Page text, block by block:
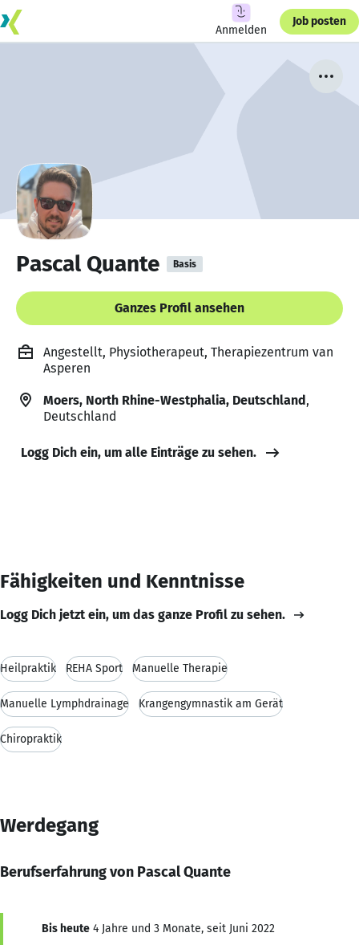
Anmelden
Job posten
Pascal Quante Basis
Ganzes Profil ansehen
Angestellt, Physiotherapeut, Therapiezentrum van
Asperen
Moers, North Rhine-Westphalia, Deutschland,
Deutschland
Logg Dich ein, um alle Einträge zu sehen.
Fähigkeiten und Kenntnisse
Logg Dich jetzt ein, um das ganze Profil zu sehen.
Heilpraktik REHA Sport Manuelle Therapie
Manuelle Lymphdrainage Krangengymnastik am Gerät
Chiropraktik
Werdegang
Berufserfahrung von Pascal Quante
Bis heute 4 Jahre und 3 Monate, seit Juni 2022